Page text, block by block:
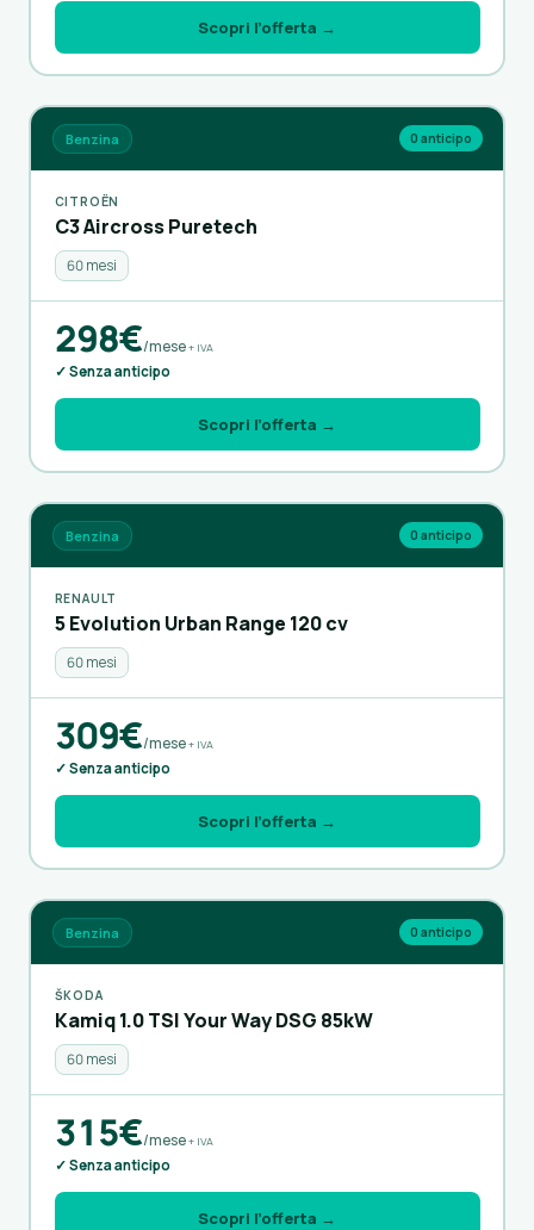
Scopri l’offerta →
Benzina 0 anticipo
CITROËN
C3 Aircross Puretech
60 mesi
298€/mese+ IVA
✓ Senza anticipo
Scopri l’offerta →
Benzina 0 anticipo
RENAULT
5 Evolution Urban Range 120 cv
60 mesi
309€/mese+ IVA
✓ Senza anticipo
Scopri l’offerta →
Benzina 0 anticipo
ŠKODA
Kamiq 1.0 TSI Your Way DSG 85kW
60 mesi
315€/mese+ IVA
✓ Senza anticipo
Scopri l’offerta →